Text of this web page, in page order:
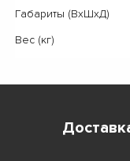
Габариты (ВхШхД)
Вес (кг)